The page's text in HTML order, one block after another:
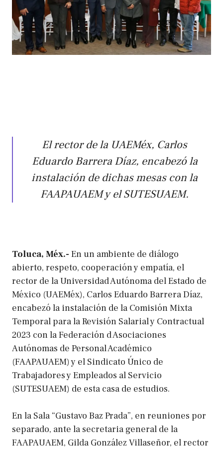
El rector de la UAEMéx, Carlos
Eduardo Barrera Díaz, encabezó la
instalación de dichas mesas con la
FAAPAUAEM y el SUTESUAEM.
Toluca, Méx.- En un ambiente de diálogo
abierto, respeto, cooperación y empatía, el
rector de la Universidad Autónoma del Estado de
México (UAEMéx), Carlos Eduardo Barrera Díaz,
encabezó la instalación de la Comisión Mixta
Temporal para la Revisión Salarial y Contractual
2023 con la Federación d Asociaciones
Autónomas de Personal Académico
(FAAPAUAEM) y el Sindicato Único de
Trabajadores y Empleados al Servicio
(SUTESUAEM) de esta casa de estudios.
En la Sala “Gustavo Baz Prada”, en reuniones por
separado, ante la secretaria general de la
FAAPAUAEM, Gilda González Villaseñor, el rector